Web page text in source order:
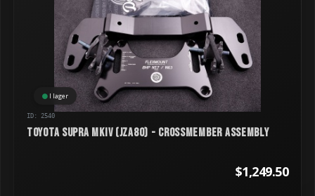
I lager
ID: 2540
Toyota Supra MKIV (JZA80) - Crossmember Assembly
$1,249.50